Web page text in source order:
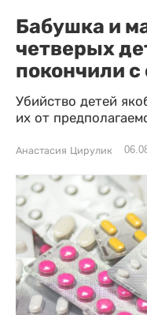
Бабушка и
четверых
покончили с
Убийство детей
их от
Анастасия Цирулик